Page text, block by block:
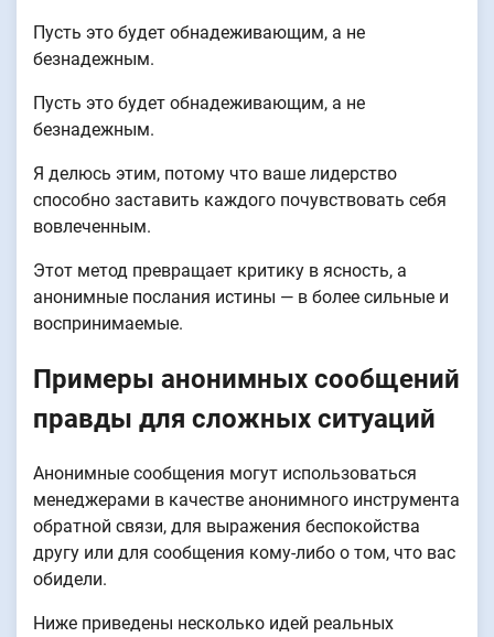
Пусть это будет обнадеживающим, а не
безнадежным.
Пусть это будет обнадеживающим, а не
безнадежным.
Я делюсь этим, потому что ваше лидерство
способно заставить каждого почувствовать себя
вовлеченным.
Этот метод превращает критику в ясность, а
анонимные послания истины — в более сильные и
воспринимаемые.
Примеры анонимных сообщений
правды для сложных ситуаций
Анонимные сообщения могут использоваться
менеджерами в качестве анонимного инструмента
обратной связи, для выражения беспокойства
другу или для сообщения кому-либо о том, что вас
обидели.
Ниже приведены несколько идей реальных